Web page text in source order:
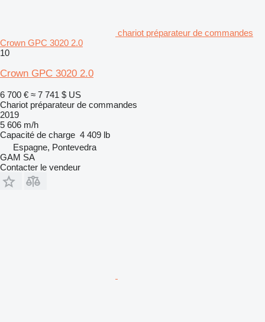
chariot préparateur de commandes
Crown GPC 3020 2.0
10
Crown GPC 3020 2.0
6 700 € ≈ 7 741 $ US
Chariot préparateur de commandes
2019
5 606 m/h
Capacité de charge 4 409 lb
Espagne, Pontevedra
GAM SA
Contacter le vendeur